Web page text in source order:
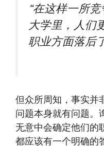
“在这样一所
大学里，人们
职业方面落后
但众所周知，事实并
问题本身就有问题。
无意中会确定他们的
都应该有一个明确的